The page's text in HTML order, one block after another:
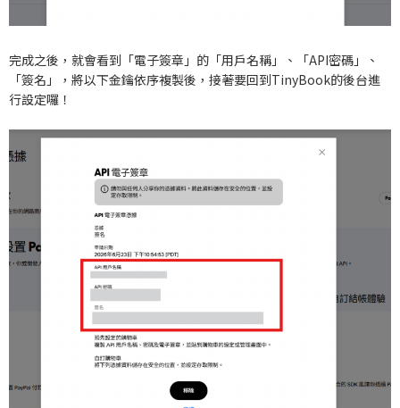
完成之後，就會看到「電子簽章」的「用戶名稱」、「API密碼」、
「簽名」，將以下金鑰依序複製後，接著要回到TinyBook的後台進
行設定囉！